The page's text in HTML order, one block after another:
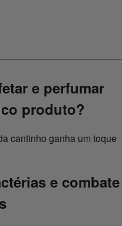
e perfumar
produto?
cantinho ganha um toque
e combate